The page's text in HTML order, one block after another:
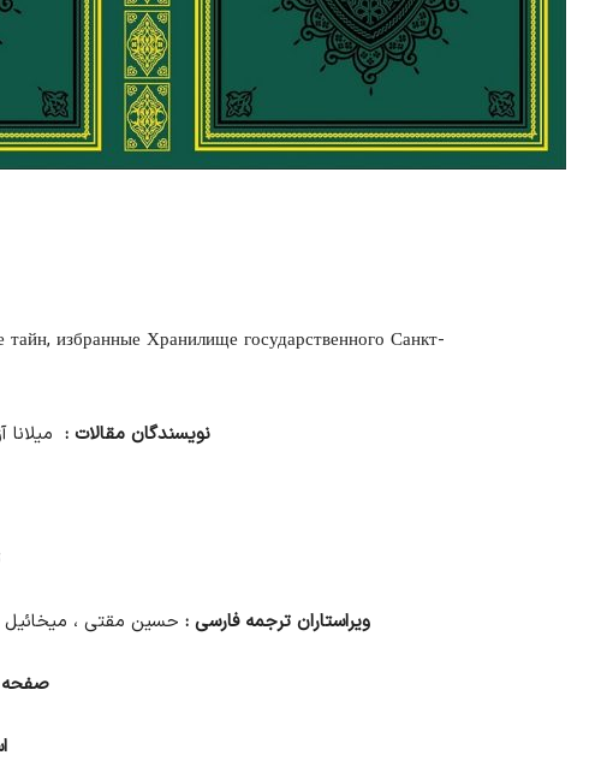
избранные Хранилище государственного Санкт-
نویسندگان مقالات : میلانا
ویراستاران ترجمه فارسی : حسین مقتی ، میخائیل
صفحه